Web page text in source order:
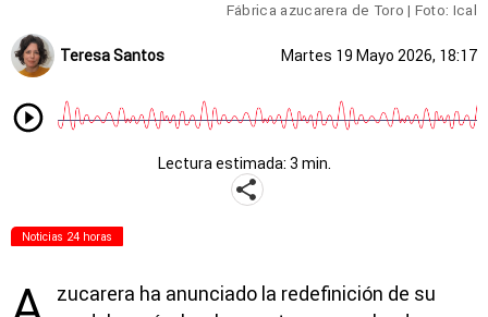
Fábrica azucarera de Toro| Foto: Ical
Teresa Santos Martes 19 Mayo 2026, 18:17
Lectura estimada: 3 min.
Noticias 24 horas
zucarera ha anunciado la redefinición de su